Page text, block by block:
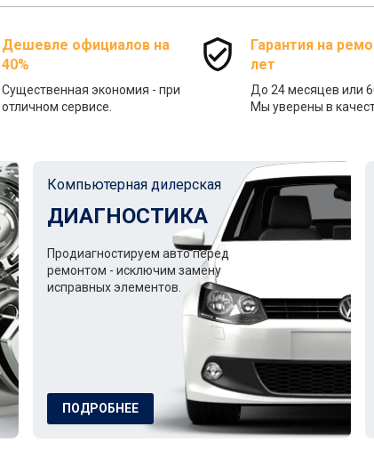
Дешевле официалов на
40%
Существенная экономия - при
отличном сервисе.
Гарантия на
лет
До 24 месяцев или
Мы уверены в
Компьютерная дилерская
ДИАГНОСТИКА
Продиагностируем авто перед
ремонтом - исключим замену
исправных элементов.
ПОДРОБНЕЕ